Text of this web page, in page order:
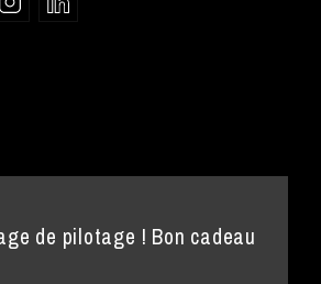
de pilotage ! Bon cadeau